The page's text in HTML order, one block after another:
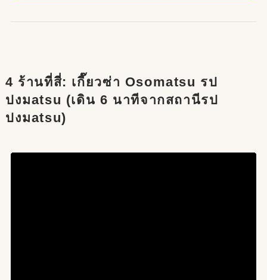
4 ร้านที่สี่: เกี๊ยวซ่า Osomatsu รป
ปงมatsu (เดิน 6 นาทีจากสถานีรป
ปงมatsu)